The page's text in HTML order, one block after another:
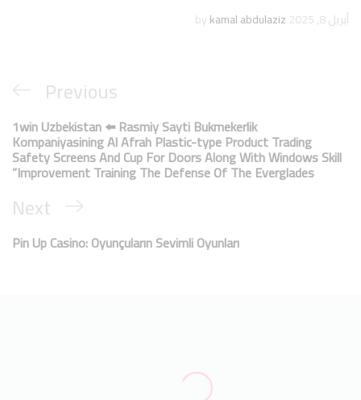
أبريل 8, 2025 kamal abdulaziz
Previous
1win Uzbekistan ⬅️ Rasmiy Sayti Bukmekerlik
Kompaniyasining Al Afrah Plastic-type Product Trading
Safety Screens And Cup For Doors Along With Windows Skill
Improvement Training The Defense Of The Everglades”
Next
Pin Up Casino: Oyunçuların Sevimli Oyunları